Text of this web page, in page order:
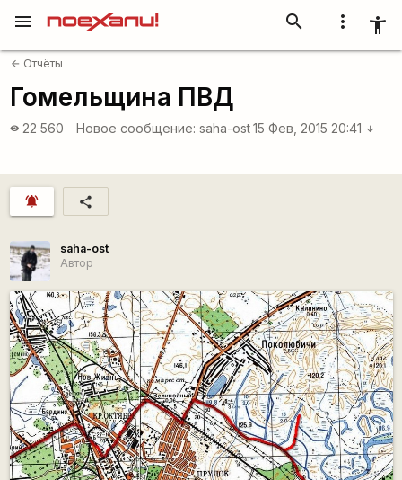
more_vert accessibility_new
search
menu
arrow_back Отчёты
Гомельщина ПВД
visibility 22 560 Новое сообщение: saha-ost 15 Фев, 2015 20:41 arrow_downward
notifications_active share
saha-ost
Автор